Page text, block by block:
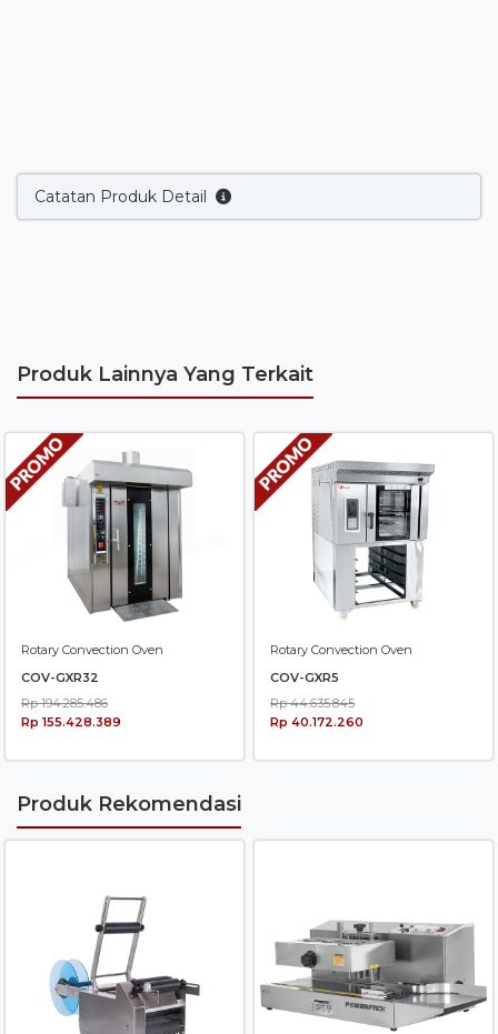
Catatan Produk Detail
Produk Lainnya Yang Terkait
Rotary Convection Oven
COV-GXR32
Rp 194.285.486
Rp 155.428.389
Rotary Convection Oven
COV-GXR5
Rp 44.635.845
Rp 40.172.260
Produk Rekomendasi